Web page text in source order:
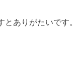
ありがたいです。